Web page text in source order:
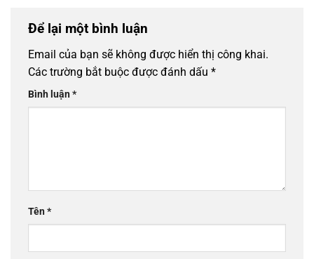
Để lại một bình luận
Email của bạn sẽ không được hiển thị công khai.
Các trường bắt buộc được đánh dấu *
Bình luận*
Tên*